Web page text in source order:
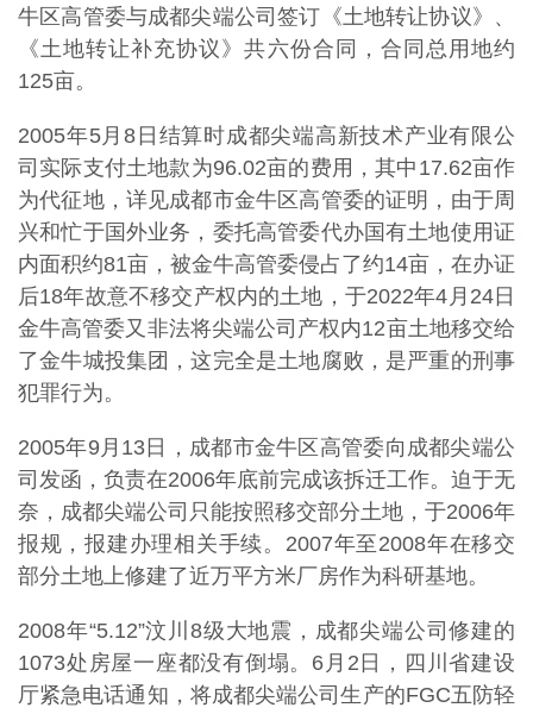
牛区高管委与成都尖端公司签订《土地转让协议》、
《土地转让补充协议》共六份合同，合同总用地约
125亩。
2005年5月8日结算时成都尖端高新技术产业有限公
司实际支付土地款为96.02亩的费用，其中17.62亩作
为代征地，详见成都市金牛区高管委的证明，由于周
兴和忙于国外业务，委托高管委代办国有土地使用证
内面积约81亩，被金牛高管委侵占了约14亩，在办证
后18年故意不移交产权内的土地，于2022年4月24日
金牛高管委又非法将尖端公司产权内12亩土地移交给
了金牛城投集团，这完全是土地腐败，是严重的刑事
犯罪行为。
2005年9月13日，成都市金牛区高管委向成都尖端公
司发函，负责在2006年底前完成该拆迁工作。迫于无
奈，成都尖端公司只能按照移交部分土地，于2006年
报规，报建办理相关手续。2007年至2008年在移交
部分土地上修建了近万平方米厂房作为科研基地。
2008年“5.12”汶川8级大地震，成都尖端公司修建的
1073处房屋一座都没有倒塌。6月2日，四川省建设
厅紧急电话通知，将成都尖端公司生产的FGC五防轻